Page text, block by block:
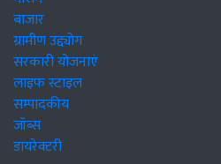
बाजार
ग्रामीण उद्द्योग
सरकारी योजनाएं
लाइफ स्टाइल
सम्पादकीय
जॉब्स
डायरेक्टरी